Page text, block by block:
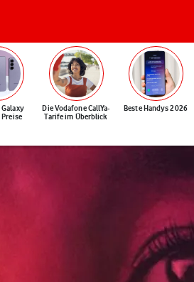
Die Vodafone CallYa-
Tarife im Überblick
Beste Handys 2026